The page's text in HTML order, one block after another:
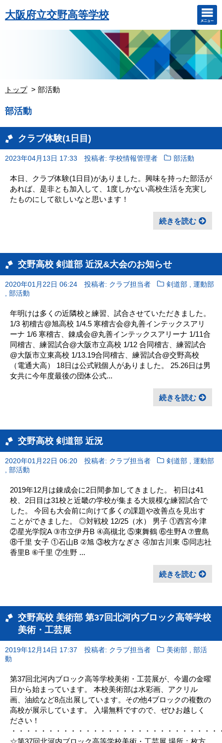
大阪府立交野高等学校
トップ 部活動
部活動
クラブ体験(1日目)
2023年04月13日 17:33 投稿者: 学校情報管理者 部活動
本日、クラブ体験(1日目)がありました。興味を持った部活が
あれば、是非とも加入して、1度しかない高校生活を充実し
たものにして欲しいなと思います！
続きを読む
交野高校 剣道部 近況&大会のお知らせ
2020年01月22日 06:24 投稿者: クラブ担当者 剣道部 ,運動部
部活動
年明けは多くの近隣校と練習、試合させていただきました。
1/3 初稽古@旭高校 1/4.5 寒稽古会@丸善インテックスアリ
ーナ 1/6 寒稽古、錬成会@丸善インテックスアリーナ 1/11合
同稽古、練習試合@大阪市立高校 1/12 合同稽古、練習試合
@大阪市立東高校 1/13.19合同稽古、練習試合@交野高校
（電通大高） 18日は公式戦個人がありました。 25.26日は男
女共に今年度最後の団体公式...
続きを読む
交野高校 剣道部 近況
2020年01月22日 06:20 投稿者: クラブ担当者 剣道部 ,運動部
部活動
2019年12月は錬成会に2日間参加してきました。 初日は41
校、2日目は31校と近畿の学校が集まる大規模な練習試合で
した。 今回も大会前に向けて多くの課題や改善点を見出す
ことができました。 ◎対戦校 12/25（水） 男子 ①西宮今津
②星光学院A ③市立伊丹B ④高槻北 ⑤東舞鶴 ⑥生野A ⑦豊島
⑧千里 女子 ①石山B ②旭 ③枚方なぎさ ④加古川東 ⑤同志社
香里B ⑥千里 ⑦生野 ...
続きを読む
交野高校 美術部 第37回北河内ブロック高等学校
美術・工芸展
2019年12月14日 17:37 投稿者: クラブ担当者 美術部 ,部活
動
第37回北河内ブロック高等学校美術・工芸展が、今週の金曜
日から始まっています。 本校美術部は水彩画、アクリル
画、油絵など8点出展しています。その他4ブロックの複数の
高校が展示しています。 入場無料ですので、ぜひお越しく
ださい！
・・・・・・・・・・・・・・・・・・・・・・・・・・・・
☆第37回北河内ブロック高等学校美術・工芸展 場所：枚方